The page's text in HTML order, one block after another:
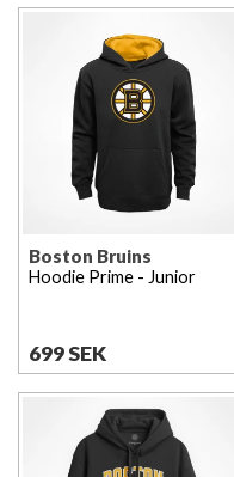
Boston Bruins
Hoodie Prime - Junior
699 SEK